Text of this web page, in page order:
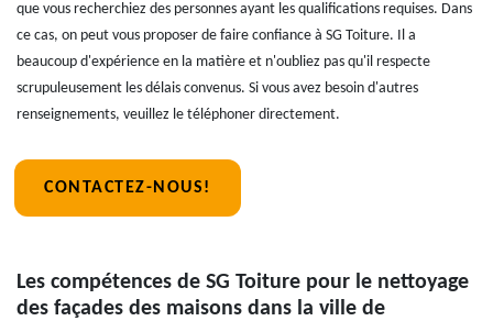
que vous recherchiez des personnes ayant les qualifications requises. Dans
ce cas, on peut vous proposer de faire confiance à SG Toiture. Il a
beaucoup d'expérience en la matière et n'oubliez pas qu'il respecte
scrupuleusement les délais convenus. Si vous avez besoin d'autres
renseignements, veuillez le téléphoner directement.
CONTACTEZ-NOUS!
Les compétences de SG Toiture pour le nettoyage
des façades des maisons dans la ville de